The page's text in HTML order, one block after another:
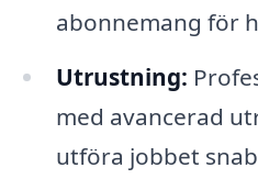
abonnemang för
Utrustning:
med avancerad
utföra jobbet